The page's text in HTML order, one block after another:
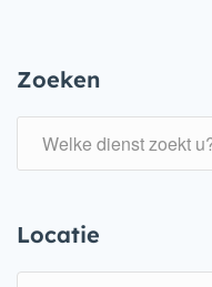
Zoeken
Locatie